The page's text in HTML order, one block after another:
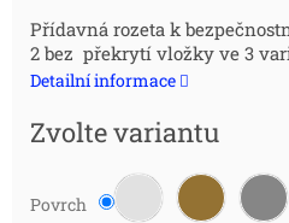
Měrná
cena:
Přídavná rozeta k
2 bez překrytí vložky ve 3
Detailní informace
Zvolte variantu
Povrch